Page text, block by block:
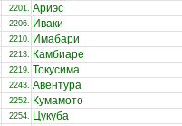
2201. Ариэс
2206. Иваки
2210. Имабари
2213. Камбиаре
2219. Токусима
2243. Авентура
2252. Кумамото
2254. Цукуба